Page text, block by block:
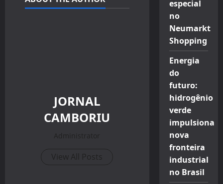
JORNAL
CAMBORIU
Administrator
View All Posts
especial
no
Neumarkt
Shopping
Energia
do
futuro:
hidrogênio
verde
impulsiona
nova
fronteira
industrial
no Brasil